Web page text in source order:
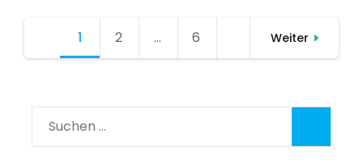
Seitennummerierung
1 Seite
2 … Seite
6 Weiter
Suchen
nach: